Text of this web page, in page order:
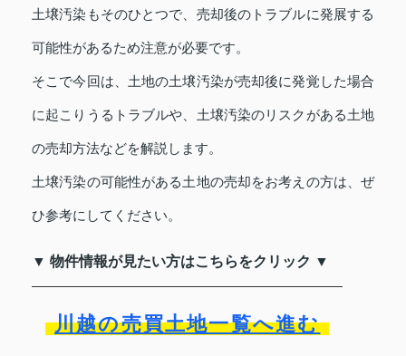
土壌汚染もそのひとつで、売却後のトラブルに発展する
可能性があるため注意が必要です。
そこで今回は、土地の土壌汚染が売却後に発覚した場合
に起こりうるトラブルや、土壌汚染のリスクがある土地
の売却方法などを解説します。
土壌汚染の可能性がある土地の売却をお考えの方は、ぜ
ひ参考にしてください。
▼ 物件情報が見たい方はこちらをクリック ▼
川越の売買土地一覧へ進む